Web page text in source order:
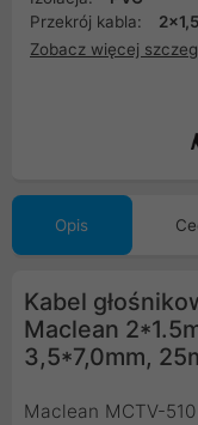
Przekrój kabla:
Zobacz więcej
Opis
Kabel
Maclean
3,5*7,0mm,
Maclean MCTV-